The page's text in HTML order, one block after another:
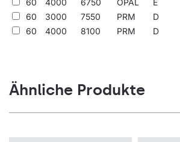
60
4000 6750 OPAL E
60
3000 7550 PRM D
60
4000 8100 PRM D
Ähnliche Produkte